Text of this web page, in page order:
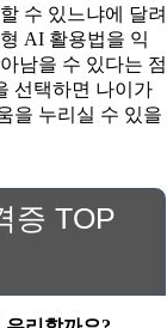
수 있느냐에 달려
AI 활용법을 익
남을 수 있다는 점
선택하면 나이가
을 누리실 수 있을
증 TOP